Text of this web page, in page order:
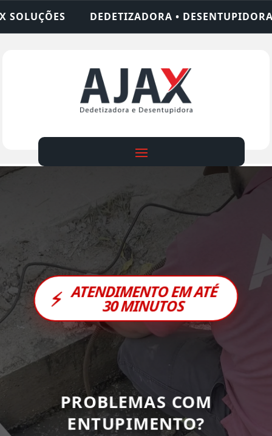
• DESENTUPIDORA • LIMPEZA DE FOSSA
⚡ ATENDIMENTO EM ATÉ
30 MINUTOS
PROBLEMAS COM
ENTUPIMENTO?